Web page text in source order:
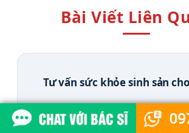
Bài Viết Liên
Tư vấn sức khỏe sinh sản
Xem chi tiết →